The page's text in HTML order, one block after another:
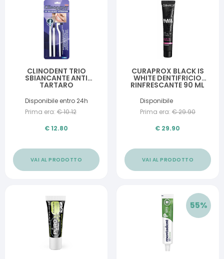
CLINODENT TRIO
SBIANCANTE ANTI
TARTARO
Disponibile entro 24h
Prima era: €10.12
€12.80
VAI AL PRODOTTO
CURAPROX BLACK IS
WHITE DENTIFRICIO
RINFRESCANTE 90 ML
Disponibile
Prima era: €29.90
€ 29.90
VAI AL PRODOTTO
55%